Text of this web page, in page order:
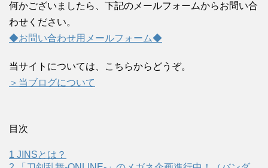
何かございましたら、下記のメールフォームからお問い合
わせください。
◆お問い合わせ用メールフォーム◆
当サイトについては、こちらからどうぞ。
＞当ブログについて
目次
1 JINSとは？